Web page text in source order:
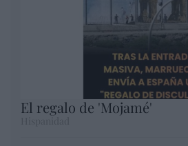
El regalo de 'Mojamé'